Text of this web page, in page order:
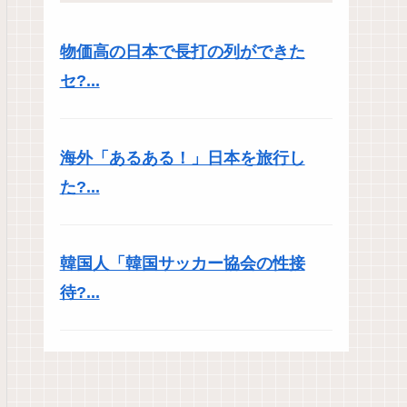
物価高の日本で長打の列ができた
セ?...
海外「あるある！」日本を旅行し
た?...
韓国人「韓国サッカー協会の性接
待?...